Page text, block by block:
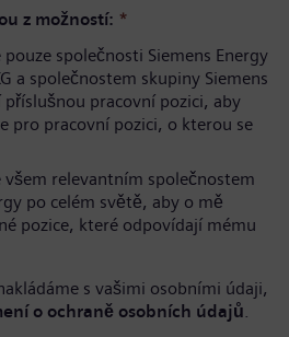
z možností: *
společnosti Siemens Energy
a společnostem skupiny Siemens
příslušnou pracovní pozici, aby
pro pracovní pozici, o kterou se
relevantním společnostem
po celém světě, aby o mě
pozice, které odpovídají mému
s vašimi osobními údaji,
o ochraně osobních údajů.